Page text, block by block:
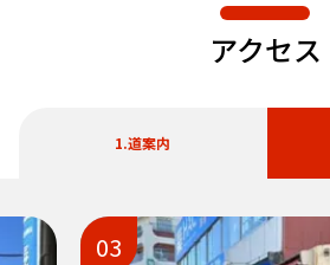
アクセス
1.道案内
03